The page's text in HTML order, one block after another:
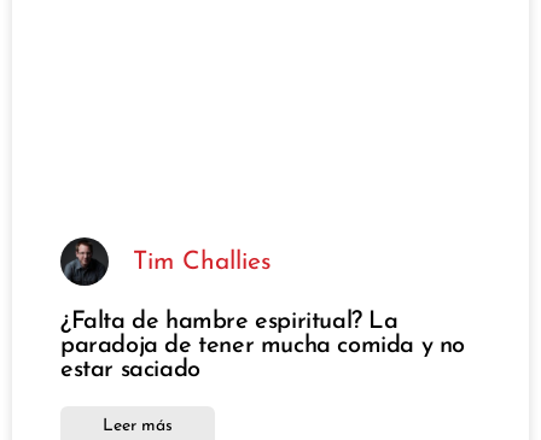
Tim Challies
¿Falta de hambre espiritual? La
paradoja de tener mucha comida y no
estar saciado
Leer más